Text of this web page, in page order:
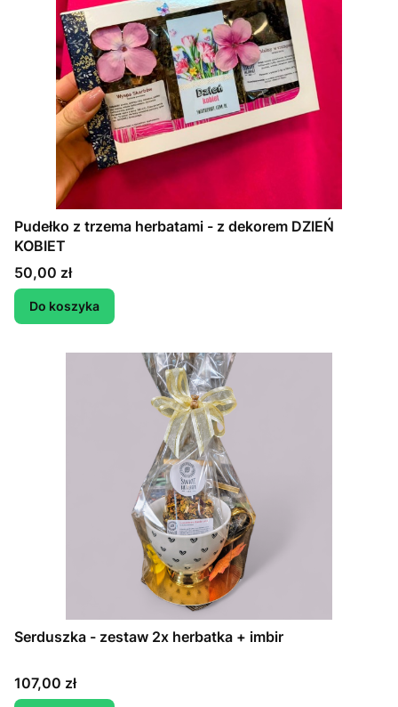
Pudełko z trzema herbatami - z dekorem DZIEŃ
KOBIET
Cena
50,00 zł
Do koszyka
Serduszka - zestaw 2x herbatka + imbir
Cena
107,00 zł